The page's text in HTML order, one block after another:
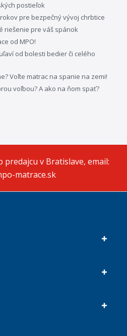
postieľok
pre bezpečný vývoj chrbtice
riešenie pre váš spánok
od MPO!
od bolesti bedier či celého
Voľte matrac na spanie na zemi!
voľbou? A ako na ňom spať?
predajcu v Bratislave, email:
matrace.sk